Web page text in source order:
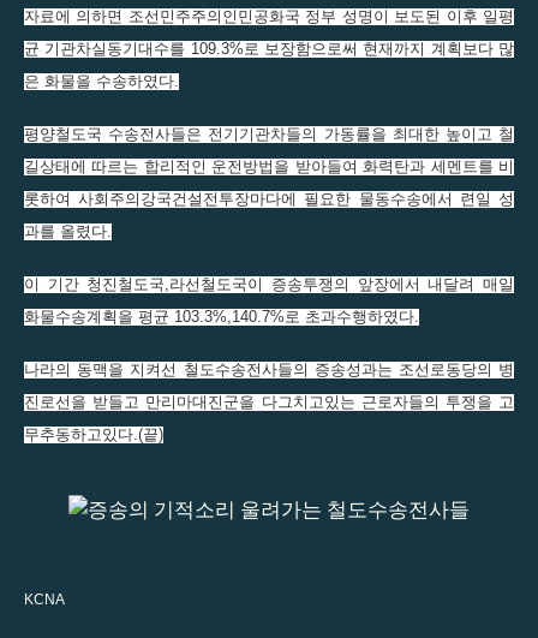
자료에 의하면 조선민주주의인민공화국 정부 성명이 보도된 이후 일평
균 기관차실동기대수를 109.3%로 보장함으로써 현재까지 계획보다 많
은 화물을 수송하였다.
평양철도국 수송전사들은 전기기관차들의 가동률을 최대한 높이고 철
길상태에 따르는 합리적인 운전방법을 받아들여 화력탄과 세멘트를 비
롯하여 사회주의강국건설전투장마다에 필요한 물동수송에서 련일 성
과를 올렸다.
이 기간 청진철도국,라선철도국이 증송투쟁의 앞장에서 내달려 매일
화물수송계획을 평균 103.3%,140.7%로 초과수행하였다.
나라의 동맥을 지켜선 철도수송전사들의 증송성과는 조선로동당의 병
진로선을 받들고 만리마대진군을 다그치고있는 근로자들의 투쟁을 고
무추동하고있다.(끝)
KCNA